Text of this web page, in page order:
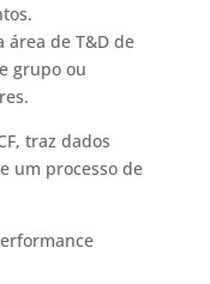
área de T&D de
grupo ou
traz dados
um processo de